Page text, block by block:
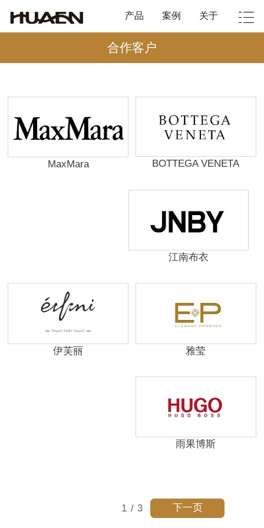
产品 案例 关于
合作客户
MaxMara BOTTEGA VENETA
江南布衣
雅莹
伊芙丽
雨果博斯
1 / 3 下一页